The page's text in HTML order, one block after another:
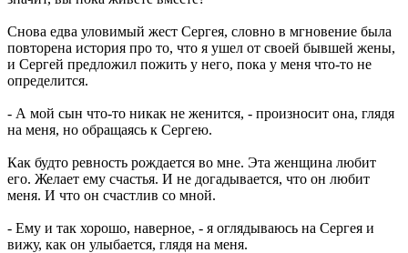
Снова едва уловимый жест Сергея, словно в мгновение была
повторена история про то, что я ушел от своей бывшей жены,
и Сергей предложил пожить у него, пока у меня что-то не
определится.
- А мой сын что-то никак не женится, - произносит она, глядя
на меня, но обращаясь к Сергею.
Как будто ревность рождается во мне. Эта женщина любит
его. Желает ему счастья. И не догадывается, что он любит
меня. И что он счастлив со мной.
- Ему и так хорошо, наверное, - я оглядываюсь на Сергея и
вижу, как он улыбается, глядя на меня.